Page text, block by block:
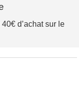
d’achat sur le